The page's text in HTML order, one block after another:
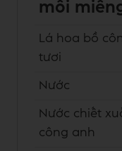
mỗi
Lá hoa bồ
tươi
Nước
Nước chiết
công anh